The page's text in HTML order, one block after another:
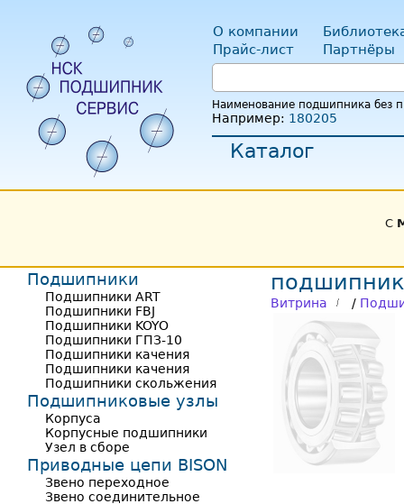
О компании
Прайс-лист
Партнёры
Наименование подшипника без
Например: 180205
Каталог
С
Витрина /
Подшипники
Подшипники ART
Подшипники FBJ
Подшипники KOYO
Подшипники ГПЗ-10
Подшипники качения
Подшипники качения
Подшипники скольжения
Подшипниковые узлы
Корпуса
Корпусные подшипники
Узел в сборе
Приводные цепи BISON
Звено переходное
Звено соединительное